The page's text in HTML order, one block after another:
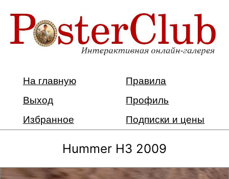
На главную
Правила
Выход
Профиль
Избранное
Подписки и цены
Hummer H3 2009